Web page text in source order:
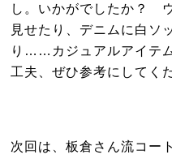
し。いかがでしたか？
見せたり、デニムに白ソ
り……カジュアルアイテ
工夫、ぜひ参考にしてく
次回は、板倉さん流コー